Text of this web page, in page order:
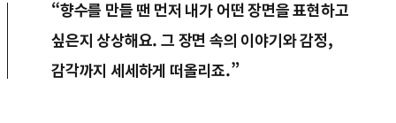
“향수를 만들 땐 먼저 내가 어떤 장면을 표현하고
싶은지 상상해요. 그 장면 속의 이야기와 감정,
감각까지 세세하게 떠올리죠.”